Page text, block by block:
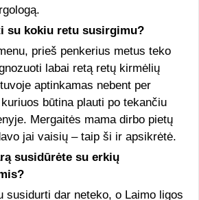
su kokiu retu susirgimu?
prieš penkerius metus teko
labai retą retų kirmėlių
aptinkamas nebent per
būtina plauti po tekančiu
Mergaitės mama dirbo pietų
jai vaisių – taip ši ir apsikrėtė.
susidūrėte su erkių
susidurti dar neteko, o Laimo ligos